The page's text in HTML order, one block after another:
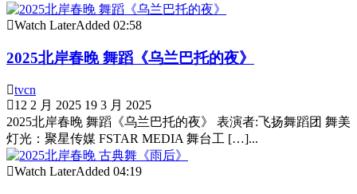
Watch LaterAdded 02:58
2025北岸春晚 舞蹈《乌兰巴托的夜》
tvcn
12 2 月 2025 19 3 月 2025
2025北岸春晚 舞蹈《乌兰巴托的夜》 表演者:飞扬舞蹈团 舞美
灯光：聚星传媒 FSTAR MEDIA 舞台工 […]...
Watch LaterAdded 04:19